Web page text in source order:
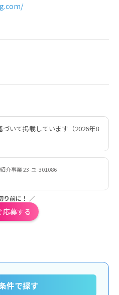
いて掲載しています（2026年8
介事業 23-ユ-301086
り前に！ ／
応募する
件で探す